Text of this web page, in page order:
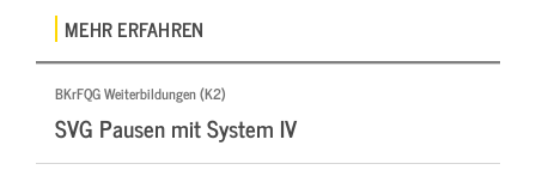
MEHR ERFAHREN
BKrFQG Weiterbildungen (K2)
SVG Pausen mit System IV